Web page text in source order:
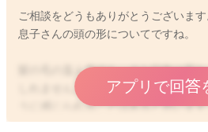
ご相談をどうもありがとうございます
息子さんの頭の形についてですね。
髪の毛の生え方でも、また印象は変
しれません。同じようにおでこ方後
うに感じられることはあると思いま
実際のお子さんの頭の形はわからな
アプリで回答